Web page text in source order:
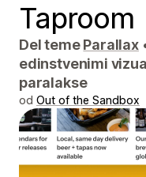
Taproom
Del temeParallax
edinstvenimi
paralakse
od Out of the Sandbox